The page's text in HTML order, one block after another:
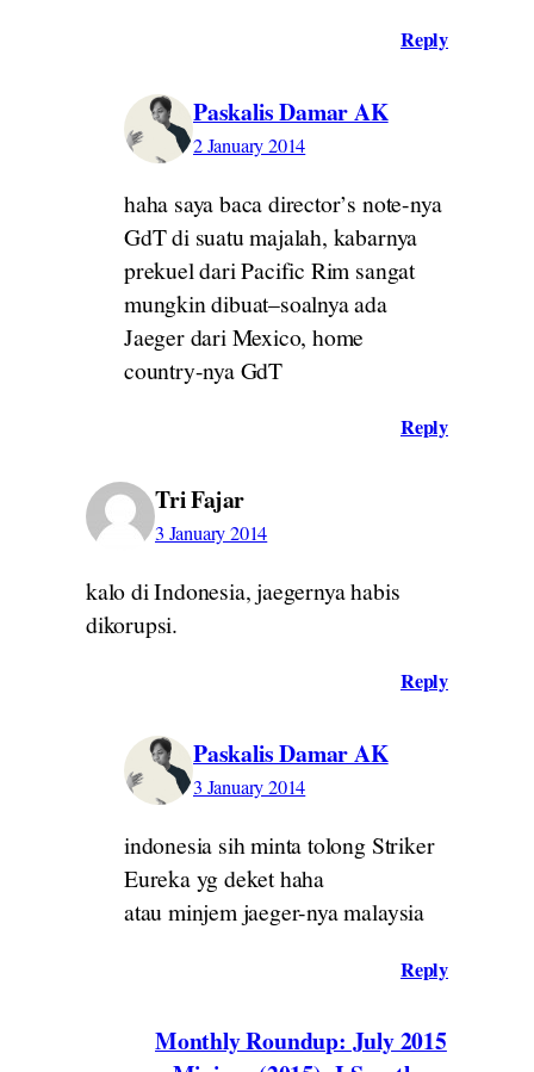
Reply
Paskalis Damar AK
2 January 2014
haha saya baca director’s note-nya
GdT di suatu majalah, kabarnya
prekuel dari Pacific Rim sangat
mungkin dibuat–soalnya ada
Jaeger dari Mexico, home
country-nya GdT
Reply
Tri Fajar
3 January 2014
kalo di Indonesia, jaegernya habis
dikorupsi.
Reply
Paskalis Damar AK
3 January 2014
indonesia sih minta tolong Striker
Eureka yg deket haha
atau minjem jaeger-nya malaysia
Reply
Monthly Roundup: July 2015